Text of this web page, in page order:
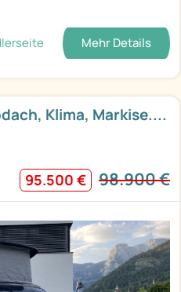
Mehr Details
Klima, Markise....
95.500 € 98.900 €